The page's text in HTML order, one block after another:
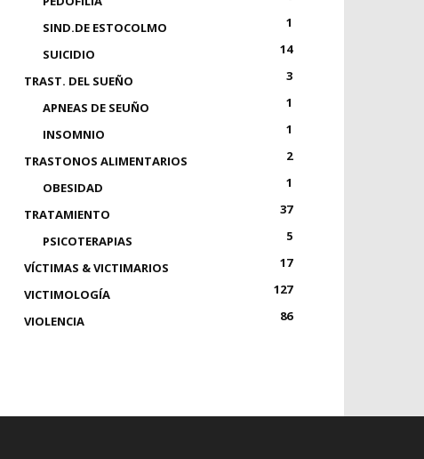
SIND.DE ESTOCOLMO
1
SUICIDIO
14
TRAST. DEL SUEÑO
3
APNEAS DE SEUÑO
1
INSOMNIO
1
TRASTONOS ALIMENTARIOS
2
OBESIDAD
1
TRATAMIENTO
37
PSICOTERAPIAS
5
VÍCTIMAS & VICTIMARIOS
17
VICTIMOLOGÍA
127
VIOLENCIA
86